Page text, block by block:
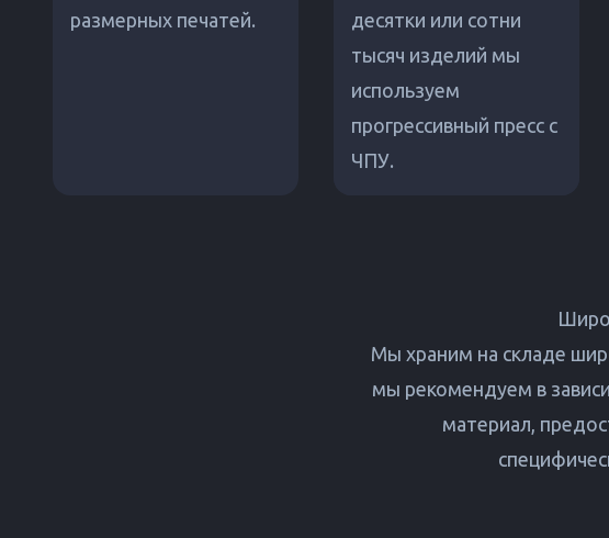
размерных печатей.
десятки или сотни
тысяч изделий мы
используем
прогрессивный пресс с
ЧПУ.
Мы храним на складе
мы рекомендуем в
материал,